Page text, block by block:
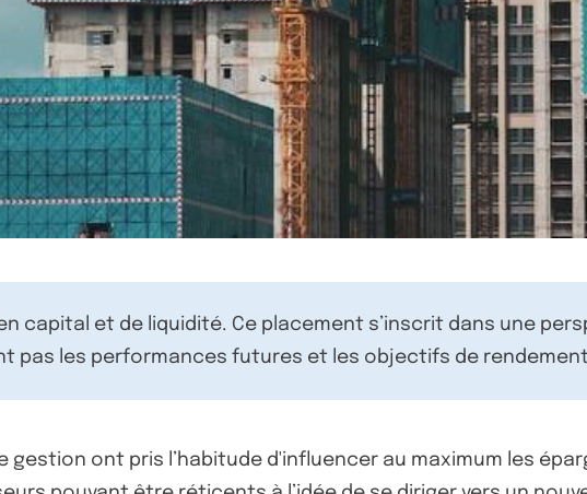
capital et de liquidité. Ce placement s’inscrit dans une
pas les performances futures et les objectifs de
gestion ont pris l’habitude d'influencer au maximum les